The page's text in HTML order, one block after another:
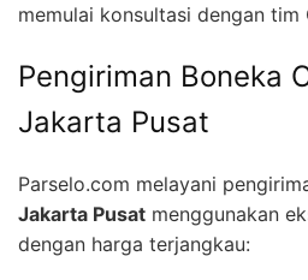
memulai konsultasi dengan tim
Pengiriman Boneka
Jakarta Pusat
Parselo.com melayani
Jakarta Pusat menggunakan
dengan harga terjangkau: